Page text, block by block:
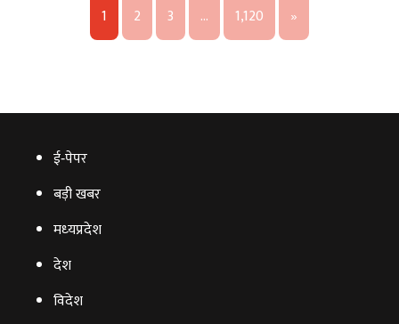
1 2 3 … 1,120 »
ई‑पेपर
बड़ी खबर
मध्‍यप्रदेश
देश
विदेश